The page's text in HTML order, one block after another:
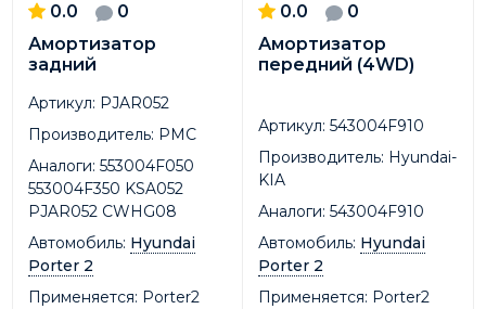
0.0
0
Амортизатор
задний
Артикул: PJAR052
Производитель: PMC
Аналоги: 553004F050
553004F350 KSA052
PJAR052 CWHG08
Автомобиль: Hyundai
Porter 2
Применяется: Porter2
0.0
0
Амортизатор
передний (4WD)
Артикул: 543004F910
Производитель: Hyundai-
KIA
Аналоги: 543004F910
Автомобиль: Hyundai
Porter 2
Применяется: Porter2